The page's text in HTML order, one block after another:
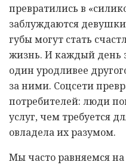
превратились в
заблуждаются
губы могут стать
жизнь. И каждый день
один уродливее
за ними. Соцсети
потребителей: люди
услуг, чем требуется
овладела их разумом.
Мы часто равняемся